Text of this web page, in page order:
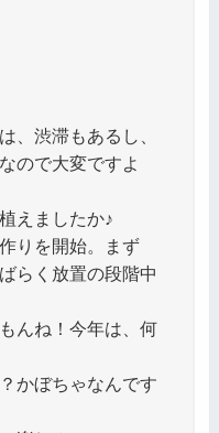
、渋滞もあるし、
ので大変ですよ
えましたか♪
りを開始。まず
らく放置の段階中
んね！今年は、何
かぼちゃなんです